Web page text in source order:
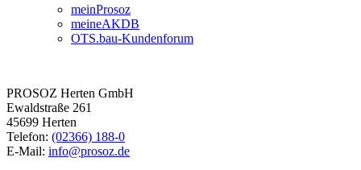
meinProsoz
meineAKDB
OTS.bau-Kundenforum
PROSOZ Herten GmbH
Ewaldstraße 261
45699 Herten
Telefon: (02366) 188-0
E-Mail: info@prosoz.de